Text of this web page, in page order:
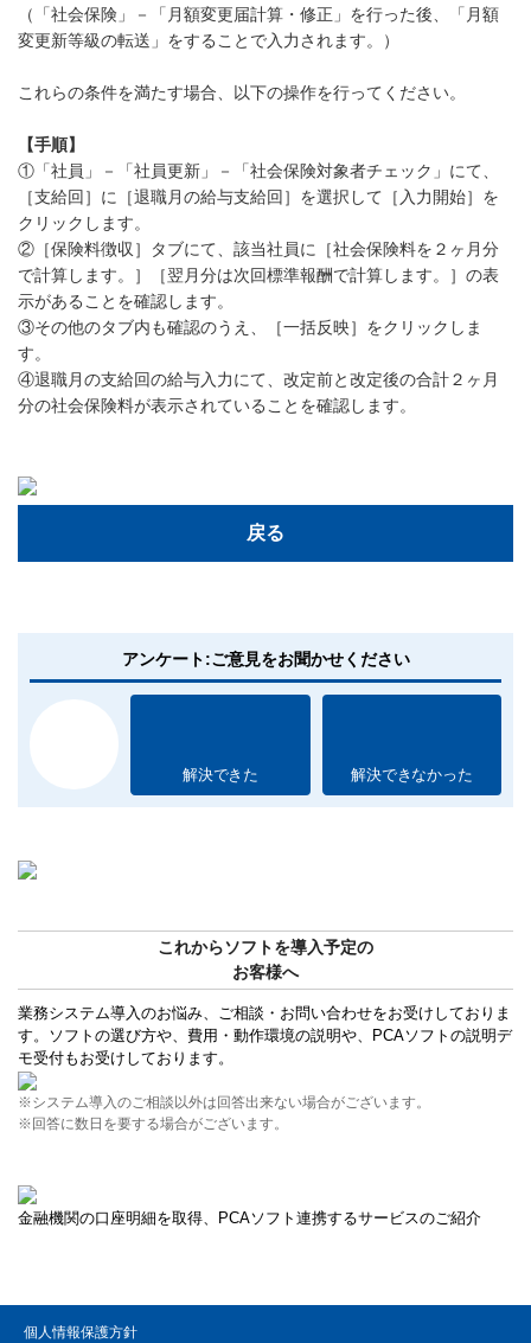
（「社会保険」－「月額変更届計算・修正」を行った後、「月額
変更新等級の転送」をすることで入力されます。）
これらの条件を満たす場合、以下の操作を行ってください。
【手順】
①「社員」－「社員更新」－「社会保険対象者チェック」にて、
［支給回］に［退職月の給与支給回］を選択して［入力開始］を
クリックします。
②［保険料徴収］タブにて、該当社員に［社会保険料を２ヶ月分
で計算します。］［翌月分は次回標準報酬で計算します。］の表
示があることを確認します。
③その他のタブ内も確認のうえ、［一括反映］をクリックしま
す。
④退職月の支給回の給与入力にて、改定前と改定後の合計２ヶ月
分の社会保険料が表示されていることを確認します。
戻る
アンケート:ご意見をお聞かせください
解決できた 解決できなかった
これからソフトを導入予定の
お客様へ
業務システム導入のお悩み、ご相談・お問い合わせをお受けしておりま
す。ソフトの選び方や、費用・動作環境の説明や、PCAソフトの説明デ
モ受付もお受けしております。
※システム導入のご相談以外は回答出来ない場合がございます。
※回答に数日を要する場合がございます。
金融機関の口座明細を取得、PCAソフト連携するサービスのご紹介
個人情報保護方針